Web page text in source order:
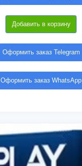
Добавить в корзину
Оформить заказ Telegram
Оформить заказ WhatsApp